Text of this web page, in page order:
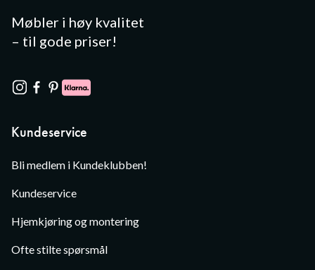
Møbler i høy kvalitet
– til gode priser!
Kundeservice
Bli medlem i Kundeklubben!
Kundeservice
Hjemkjøring og montering
Ofte stilte spørsmål